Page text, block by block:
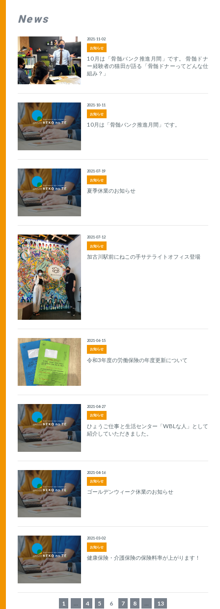
News
お知らせ
2021-11-02
10月は「骨髄バンク推進月間」です。 骨髄ドナ
ー経験者の猫田が語る「骨髄ドナーってどんな仕
組み？」
お知らせ
2021-10-11
10月は「骨髄バンク推進月間」です。
お知らせ
2021-07-19
夏季休業のお知らせ
お知らせ
2021-07-12
加古川駅前にねこの手サテライトオフィス登場
お知らせ
2021-06-15
令和3年度の労働保険の年度更新について
お知らせ
2021-04-27
ひょうご仕事と生活センター「WBLな人」として
紹介していただきました。
お知らせ
2021-04-16
ゴールデンウィーク休業のお知らせ
お知らせ
2021-03-02
健康保険・介護保険の保険料率が上がります！
1 ... 4 5 6 7 8 ... 13